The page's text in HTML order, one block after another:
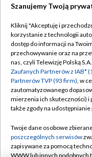
Abonament TVP
Emisja w TVP
Centrum informacji
Naziemna Telewizja
Rada Programowa
System NOS
Szanujemy Twoją
Kliknij "Akceptuję i
korzystanie z technologii
dostęp do informacji na
przechowywanie oraz na
nas, czyli Telewizję Polską
Zaufanych Partnerów z IAB*
Partnerów TVP (93 firm), w
zautomatyzowanego
mierzenia ich skuteczności) i
także zgody na
Twoje dane osobowe
poszczególnych serwisów
zapisywane za pomocą
WWW lub innych